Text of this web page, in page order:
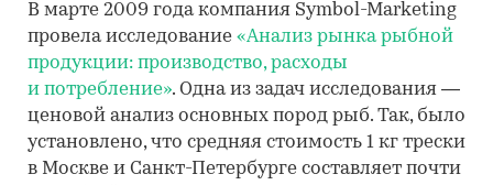
В марте 2009 года компания Symbol-Marketing
провела исследование «Анализ рынка рыбной
продукции: производство, расходы
и потребление». Одна из задач исследования —
ценовой анализ основных пород рыб. Так, было
установлено, что средняя стоимость 1 кг трески
в Москве и Санкт-Петербурге составляет почти